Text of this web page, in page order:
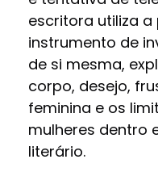
escritora utiliza
instrumento de
de si mesma,
corpo, desejo,
feminina e os
mulheres dentro
literário.